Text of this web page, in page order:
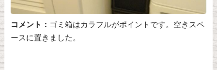
コメント： ゴミ箱はカラフルがポイントです。空きスペ
ースに置きました。